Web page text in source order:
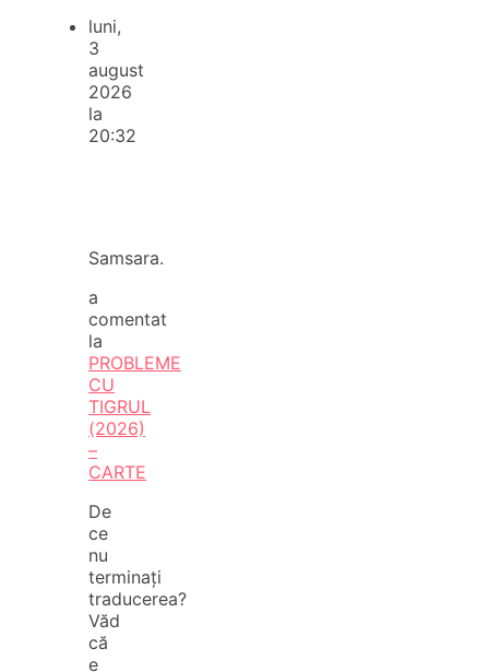
luni,
3
august
2026
la
20:32
Samsara.
a
comentat
la
PROBLEME
CU
TIGRUL
(2026)
–
CARTE
De
ce
nu
terminați
traducerea?
Văd
că
e